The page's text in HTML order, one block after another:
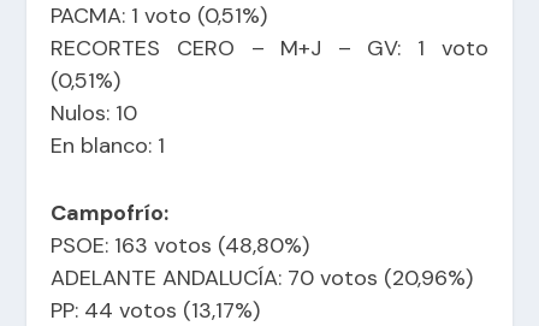
PACMA: 1 voto (0,51%)
RECORTES CERO – M+J – GV: 1 voto
(0,51%)
Nulos: 10
En blanco: 1
Campofrío:
PSOE: 163 votos (48,80%)
ADELANTE ANDALUCÍA: 70 votos (20,96%)
PP: 44 votos (13,17%)